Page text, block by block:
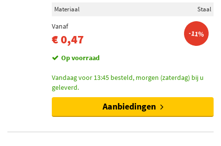
Materiaal
Staal
Vanaf
€ 0,47 -11%
Op voorraad
Vandaag voor 13:45 besteld, morgen (zaterdag) bij u
geleverd.
Aanbiedingen